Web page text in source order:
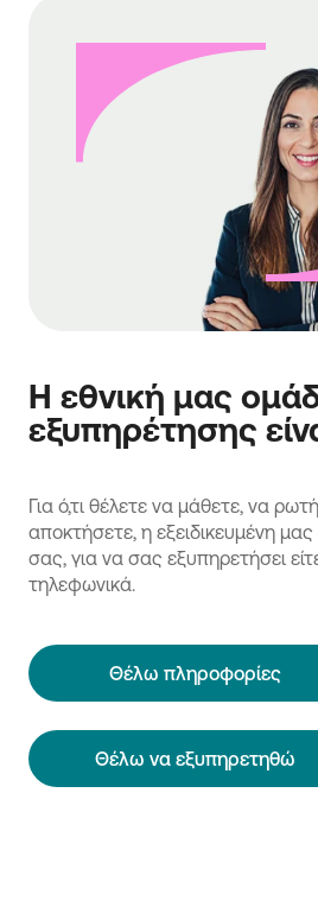
Η εθνική μας
εξυπηρέτησης
Για ό,τι θέλετε να μάθετε, να
αποκτήσετε, η εξειδικευμένη μας
σας, για να σας εξυπηρετήσει
τηλεφωνικά.
Θέλω πληροφορίες
Θέλω να εξυπηρετηθώ